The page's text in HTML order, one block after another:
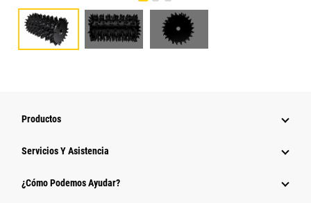
Productos
Servicios Y Asistencia
¿Cómo Podemos Ayudar?